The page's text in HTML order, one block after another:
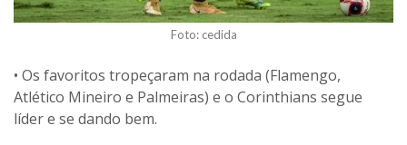
Foto: cedida
• Os favoritos tropeçaram na rodada (Flamengo,
Atlético Mineiro e Palmeiras) e o Corinthians segue
líder e se dando bem.